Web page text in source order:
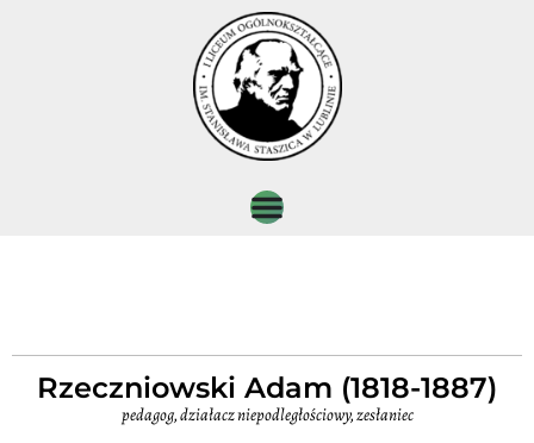
Rzeczniowski Adam (1818-1887)
pedagog, działacz niepodległościowy, zesłaniec